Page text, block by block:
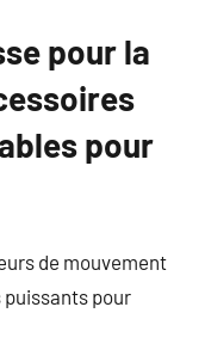
pour la
pour
de mouvement
puissants pour